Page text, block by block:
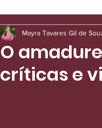
O
críticas e
Mayra Tavares Gil de